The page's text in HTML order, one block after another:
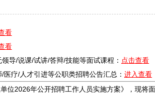
看
看
导/说课/试讲/答辩/技能等面试课程： 点击查看
/医疗/人才引进等公职类招聘公告汇总： 进入查看
位2026年公开招聘工作人员实施方案》，现将